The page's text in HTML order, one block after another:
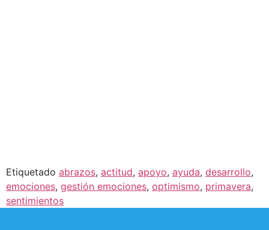
Etiquetado abrazos, actitud, apoyo, ayuda, desarrollo,
emociones, gestión emociones, optimismo, primavera,
sentimientos